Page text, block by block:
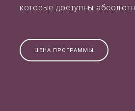
которые доступны
ЦЕНА ПРОГРАММЫ